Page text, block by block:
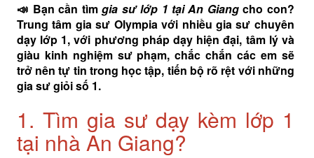
📣 Bạn cần tìmgia sư lớp 1 tại An Giangcho con?
Trung tâm gia sư Olympia với nhiều gia sư chuyên
dạy lớp 1, với phương pháp dạy hiện đại, tâm lý và
giàu kinh nghiệm sư phạm, chắc chắn các em sẽ
trở nên tự tin trong học tập, tiến bộ rõ rệt với những
gia sư giỏi số 1.
1. Tìm gia sư dạy kèm lớp 1
tại nhà An Giang?